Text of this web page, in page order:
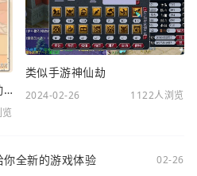
英雄联盟手游发条：走进移动电竞新时代
类似手游神仙劫
2024-02-26 1122人浏览
全新的游戏体验 02-26